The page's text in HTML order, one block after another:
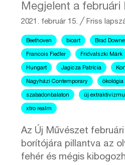
Megjelent a februári
2021. február 15. ╱Friss
Beethoven bioart Brad
Francois Fiedler Fridvalszki Márk
Hungart Jagicza Patrícia
Nagyházi Contemporary ökológia
szabadonbalaton új
xtro realm
Az Új Művészet
borítójára pillantva az
fehér és mégis